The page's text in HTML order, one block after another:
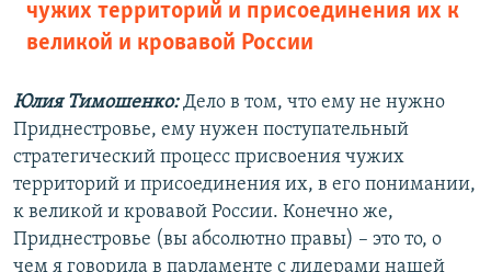
чужих территорий и присоединения их к
великой и кровавой России
Юлия Тимошенко:Дело в том, что ему не нужно
Приднестровье, ему нужен поступательный
стратегический процесс присвоения чужих
территорий и присоединения их, в его понимании,
к великой и кровавой России. Конечно же,
Приднестровье (вы абсолютно правы) – это то, о
чем я говорила в парламенте с лидерами нашей